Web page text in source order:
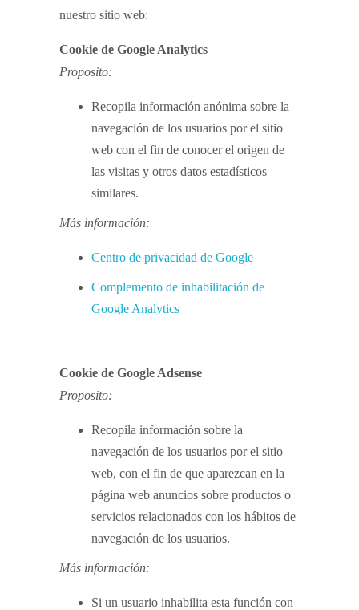
nuestro sitio web:
Cookie de Google Analytics
Proposito:
Recopila información anónima sobre la
navegación de los usuarios por el sitio
web con el fin de conocer el origen de
las visitas y otros datos estadísticos
similares.
Más información:
Centro de privacidad de Google
Complemento de inhabilitación de
Google Analytics
Cookie de Google Adsense
Proposito:
Recopila información sobre la
navegación de los usuarios por el sitio
web, con el fin de que aparezcan en la
página web anuncios sobre productos o
servicios relacionados con los hábitos de
navegación de los usuarios.
Más información:
Si un usuario inhabilita esta función con